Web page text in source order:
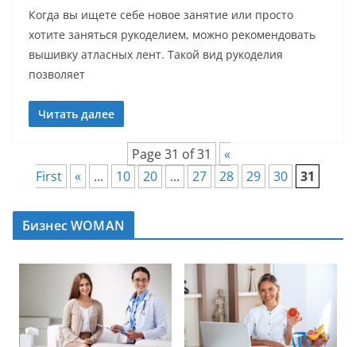
Когда вы ищете себе новое занятие или просто
хотите заняться рукоделием, можно рекомендовать
вышивку атласных лент. Такой вид рукоделия
позволяет
Читать далее
Page 31 of 31
«
First
« ... 10 20 ... 27 28 29 30 31
Бизнес WOMAN